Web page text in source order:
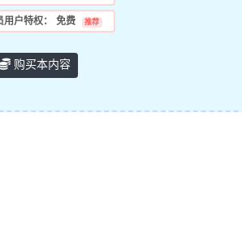
户特权： 免费 推荐
购买本内容